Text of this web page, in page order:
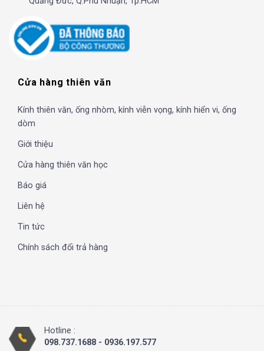
Cửa hàng thiên văn
Kính thiên văn, ống nhòm, kính viễn vọng, kính hiển vi, ống
dòm
Giới thiệu
Cửa hàng thiên văn học
Báo giá
Liên hệ
Tin tức
Chính sách đổi trả hàng
Hotline :
098.737.1688 - 0936.197.577